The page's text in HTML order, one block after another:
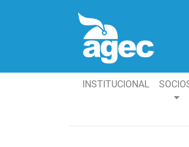
INSTITUCIONAL (current)